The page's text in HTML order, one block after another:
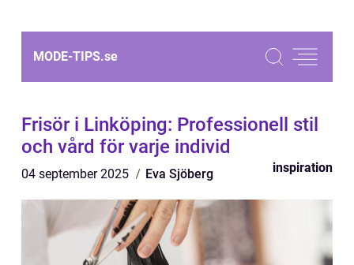
MODE-TIPS.se
Frisör i Linköping: Professionell stil
och vård för varje individ
04 september 2025 Eva Sjöberg inspiration